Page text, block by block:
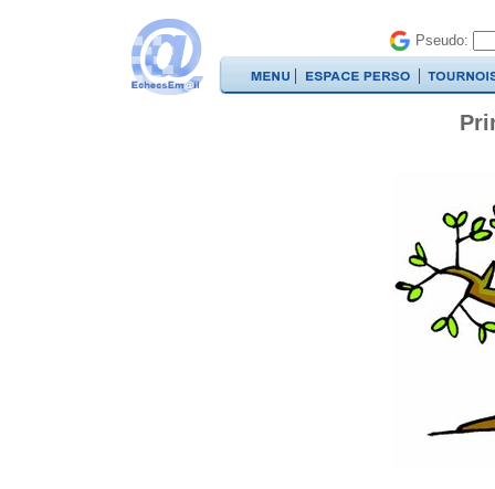
Pseudo: